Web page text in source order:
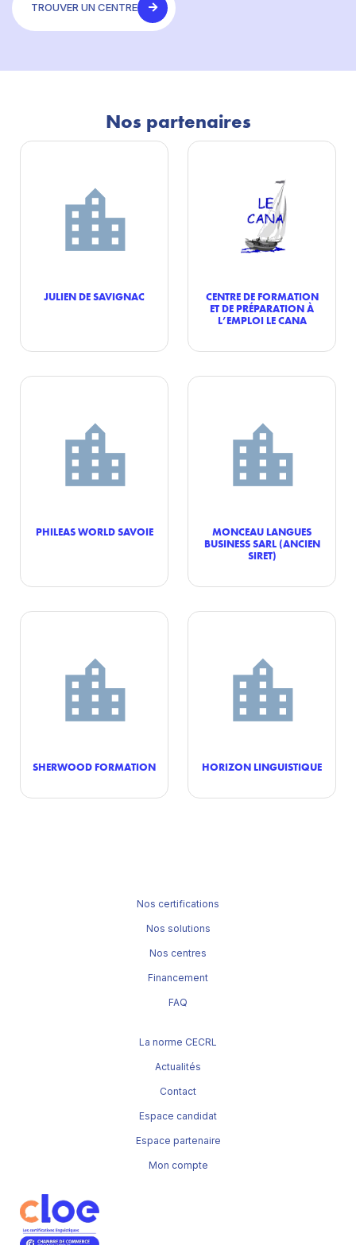
TROUVER UN CENTRE
Nos partenaires
JULIEN DE SAVIGNAC
CENTRE DE FORMATION
ET DE PRÉPARATION À
L’EMPLOI LE CANA
PHILEAS WORLD SAVOIE
MONCEAU LANGUES
BUSINESS SARL (ANCIEN
SIRET)
SHERWOOD FORMATION HORIZON LINGUISTIQUE
Nos certifications
Nos solutions
Nos centres
Financement
FAQ
La norme CECRL
Actualités
Contact
Espace candidat
Espace partenaire
Mon compte